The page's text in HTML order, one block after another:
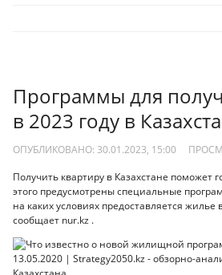
Программы для
в 2023 году в
ОПУБЛИКОВАНО: 30.01.2023, 15:00
Получить квартиру в Казахстане поможет
этого предусмотрены специальные
на каких условиях предоставляется жилье
сообщает nur.kz .